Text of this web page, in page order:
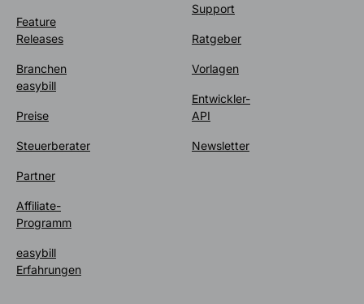
Feature
Releases
Branchen
easybill
Preise
Steuerberater
Partner
Affiliate-
Programm
easybill
Erfahrungen
Support
Ratgeber
Vorlagen
Entwickler-
API
Newsletter